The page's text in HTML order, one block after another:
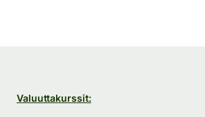
Valuuttakurssit: